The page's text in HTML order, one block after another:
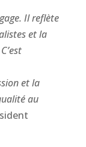
Il reflète
et la
et la
au